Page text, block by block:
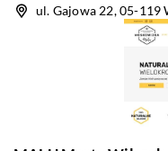
ul. Gajowa 22, 05-119